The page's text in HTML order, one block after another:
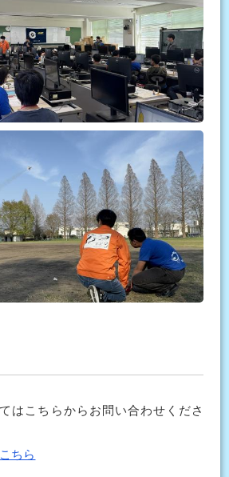
はこちらからお問い合わせくださ
ちら